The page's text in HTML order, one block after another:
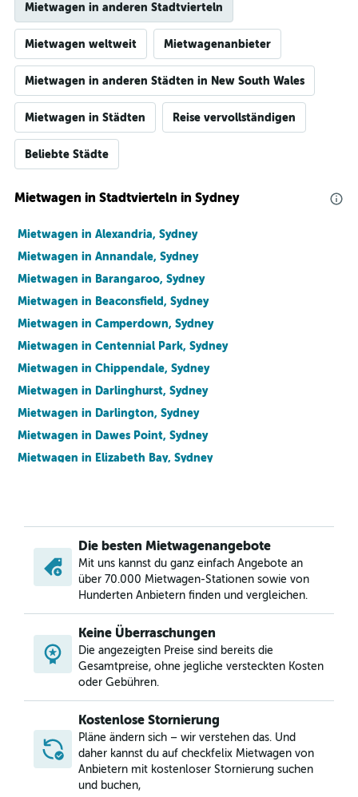
Mietwagen in anderen Stadtvierteln
Mietwagen weltweit Mietwagenanbieter
Mietwagen in anderen Städten in New South Wales
Mietwagen in Städten Reise vervollständigen
Beliebte Städte
Mietwagen in Stadtvierteln in Sydney
Mietwagen in Alexandria, Sydney
Mietwagen in Annandale, Sydney
Mietwagen in Barangaroo, Sydney
Mietwagen in Beaconsfield, Sydney
Mietwagen in Camperdown, Sydney
Mietwagen in Centennial Park, Sydney
Mietwagen in Chippendale, Sydney
Mietwagen in Darlinghurst, Sydney
Mietwagen in Darlington, Sydney
Mietwagen in Dawes Point, Sydney
Mietwagen in Elizabeth Bay, Sydney
Mietwagen in Forest Lodge, Sydney
Mietwagen in Glebe, Sydney
Mietwagen in Haymarket, Sydney
Mietwagen in Millers Point, Sydney
Mietwagen in Moore Park, Sydney
Mietwagen in Newtown, Sydney
Mietwagen in Paddington, Sydney
Die besten Mietwagenangebote
Mit uns kannst du ganz einfach Angebote an
über 70.000 Mietwagen-Stationen sowie von
Hunderten Anbietern finden und vergleichen.
Keine Überraschungen
Die angezeigten Preise sind bereits die
Gesamtpreise, ohne jegliche versteckten Kosten
oder Gebühren.
Kostenlose Stornierung
Pläne ändern sich – wir verstehen das. Und
daher kannst du auf checkfelix Mietwagen von
Anbietern mit kostenloser Stornierung suchen
und buchen,